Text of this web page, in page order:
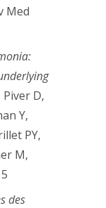
Med
D,
Y,
PY,
M,
des